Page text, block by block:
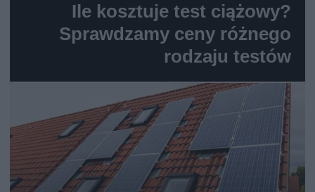
Ile kosztuje test ciążowy?
Sprawdzamy ceny różnego
rodzaju testów